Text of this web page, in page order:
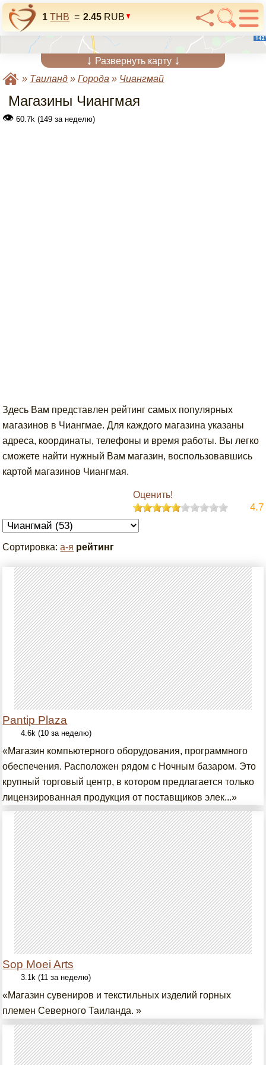
1 THB = 2.45 RUB
↓ Развернуть карту ↓
» Таиланд »Города » Чиангмай
Магазины Чиангмая
👁 60.7k (149 за неделю)
Здесь Вам представлен рейтинг самых популярных
магазинов в Чиангмае. Для каждого магазина указаны
адреса, координаты, телефоны и время работы. Вы легко
сможете найти нужный Вам магазин, воспользовавшись
картой магазинов Чиангмая.
Оценить!
4.7
Сортировка:а-я рейтинг
Pantip Plaza
4.6k (10 за неделю)
«Магазин компьютерного оборудования, программного
обеспечения. Расположен рядом с Ночным базаром. Это
крупный торговый центр, в котором предлагается только
лицензированная продукция от поставщиков элек...»
Sop Moei Arts
3.1k (11 за неделю)
«Магазин сувениров и текстильных изделий горных
племен Северного Таиланда. »